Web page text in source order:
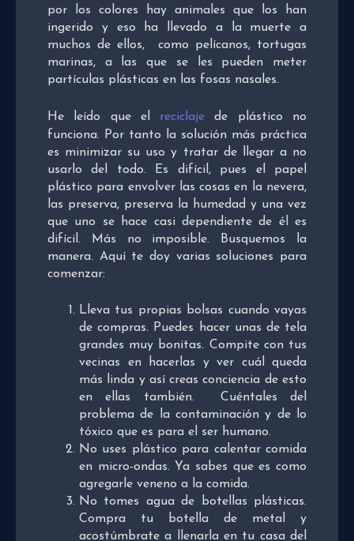
por los colores hay animales que los han
ingerido y eso ha llevado a la muerte a
muchos de ellos, como pelícanos, tortugas
marinas, a las que se les pueden meter
partículas plásticas en las fosas nasales.
He leído que el reciclaje de plástico no
funciona. Por tanto la solución más práctica
es minimizar su uso y tratar de llegar a no
usarlo del todo. Es difícil, pues el papel
plástico para envolver las cosas en la nevera,
las preserva, preserva la humedad y una vez
que uno se hace casi dependiente de él es
difícil. Más no imposible. Busquemos la
manera. Aquí te doy varias soluciones para
comenzar:
Lleva tus propias bolsas cuando vayas
de compras. Puedes hacer unas de tela
grandes muy bonitas. Compite con tus
vecinas en hacerlas y ver cuál queda
más linda y así creas conciencia de esto
en ellas también. Cuéntales del
problema de la contaminación y de lo
tóxico que es para el ser humano.
No uses plástico para calentar comida
en micro-ondas. Ya sabes que es como
agregarle veneno a la comida.
No tomes agua de botellas plásticas.
Compra tu botella de metal y
acostúmbrate a llenarla en tu casa del